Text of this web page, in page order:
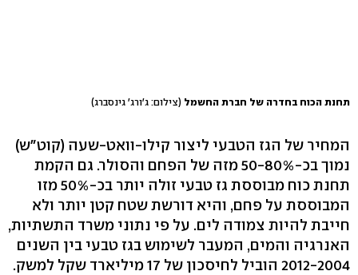
תחנת הכוח בחדרה של חברת החשמל (צילום: ג'ורג' גינסברג)
המחיר של הגז הטבעי ליצור קילו-וואט-שעה (קוט"ש)
נמוך בכ-50-80% מזה של הפחם והסולר. גם הקמת
תחנת כוח מבוססת גז טבעי זולה יותר בכ-50% מזו
המבוססת על פחם, והיא דורשת שטח קטן יותר ולא
חייבת להיות צמודה לים. על פי נתוני משרד התשתיות,
האנרגיה והמים, המעבר לשימוש בגז טבעי בין השנים
2012-2004 הוביל לחיסכון של 17 מיליארד שקל למשק.